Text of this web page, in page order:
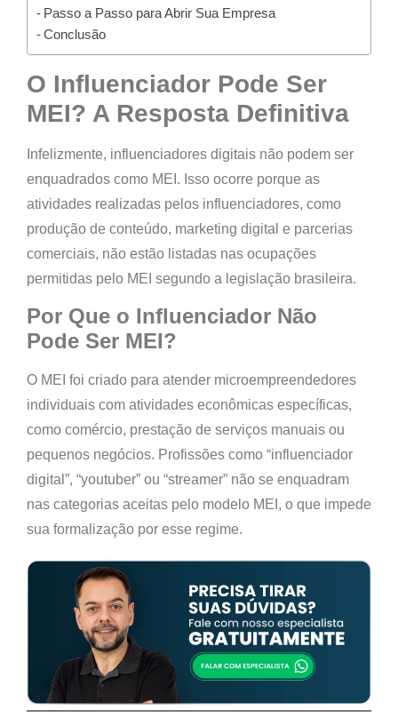
Passo a Passo para Abrir Sua Empresa
Conclusão
O Influenciador Pode Ser
MEI? A Resposta Definitiva
Infelizmente, influenciadores digitais não podem ser
enquadrados como MEI . Isso ocorre porque as
atividades realizadas pelos influenciadores, como
produção de conteúdo, marketing digital e parcerias
comerciais, não estão listadas nas ocupações
permitidas pelo MEI segundo a legislação brasileira.
Por Que o Influenciador Não
Pode Ser MEI?
O MEI foi criado para atender microempreendedores
individuais com atividades econômicas específicas,
como comércio, prestação de serviços manuais ou
pequenos negócios. Profissões como “influenciador
digital”, “youtuber” ou “streamer” não se enquadram
nas categorias aceitas pelo modelo MEI, o que impede
sua formalização por esse regime.